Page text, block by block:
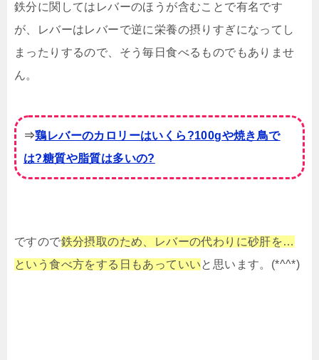
鉄分に関してはレバーのほうが含むことで有名です
が、レバーはレバーで逆に栄養の摂りすぎになってし
まったりするので、そう毎日食べるものでもありませ
ん。
⇒鶏レバーのカロリーはいくら?100gや焼き鳥で
は?糖質や脂質は多いの?
ですので鉄分摂取のため、レバーの代わりに砂肝を…
という食べ方をする日もあっていいと思います。(*^^*)